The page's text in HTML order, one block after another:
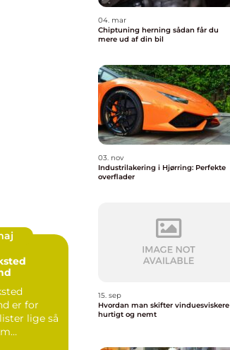
er for
lige så
04. mar
Chiptuning herning sådan får du
mere ud af din bil
03. nov
Industrilakering i Hjørring: Perfekte
overflader
15. sep
Hvordan man skifter vinduesviskere
hurtigt og nemt